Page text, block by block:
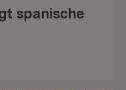
spanische